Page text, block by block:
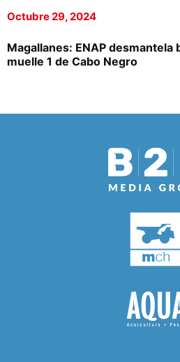
Octubre 29, 2024
Magallanes: ENAP desmantela
muelle 1 de Cabo Negro